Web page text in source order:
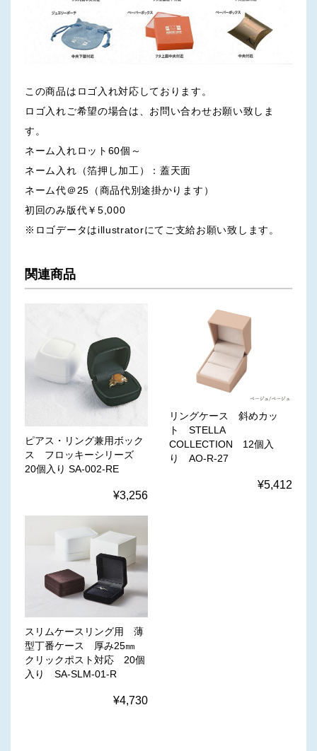
この商品はロゴ入れ対応しております。
ロゴ入れご希望の場合は、お問い合わせお願い致しま
す。
ネーム入れロット60個～
ネーム入れ（箔押し加工）：蓋天面
ネーム代＠25（商品代別途掛かります）
初回のみ版代￥5,000
※ロゴデータはillustratorにてご支給お願い致します。
関連商品
ピアス・リング兼用ボック
ス フロッキーシリーズ
20個入り SA-002-RE
¥3,256
リングケース 斜めカッ
ト STELLA
COLLECTION 12個入
り AO-R-27
¥5,412
スリムケースリング用 薄
型丁番ケース 厚み25㎜
クリックポスト対応 20個
入り SA-SLM-01-R
¥4,730